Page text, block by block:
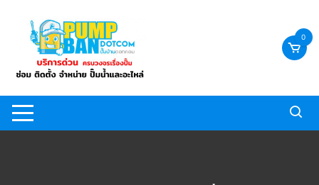
content
0